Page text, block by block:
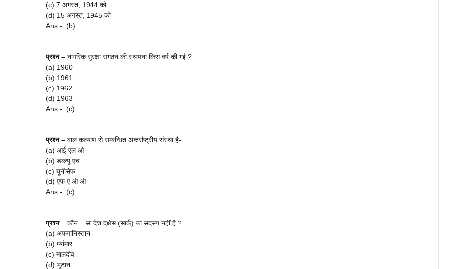
(c) 7 अगस्त, 1944 को
(d) 15 अगस्त, 1945 को
Ans -: (b)
प्रश्न – नागरिक सुरक्षा संगठन की स्थापना किस वर्ष की गई ?
(a) 1960
(b) 1961
(c) 1962
(d) 1963
Ans -: (c)
प्रश्न – बाल कल्याण से सम्बन्धित अन्तर्राष्ट्रीय संस्था है-
(a) आई एल ओ
(b) डब्ल्यू एच
(c) यूनीसेफ
(d) एफ ए ओ ओ
Ans -: (c)
प्रश्न – कौन – सा देश दक्षेस (सार्क) का सदस्य नहीं है ?
(a) अफगानिस्तान
(b) म्यांमार
(c) मालदीव
(d) भूटान